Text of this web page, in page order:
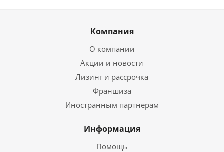
Компания
О компании
Акции и новости
Лизинг и рассрочка
Франшиза
Иностранным партнерам
Информация
Помощь